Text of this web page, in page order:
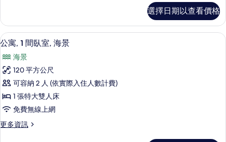
所
有
相
片
3
間
臥
(Sky
View)
詳
情
選擇日期以查看價格
顯
示
公
寓,
1
間
臥
室,
公寓, 1 間臥室, 海景 | 迷你吧、客房
13
公寓, 1 間臥室, 海景
海景
120 平方公尺
可容納 2 人 (依實際入住人數計費)
1 張特大雙人床
免費無線上網
更多資訊
更